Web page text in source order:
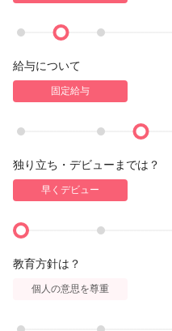
給与について
固定給与
独り立ち・デビューまでは？
早くデビュー
教育方針は？
個人の意思を尊重